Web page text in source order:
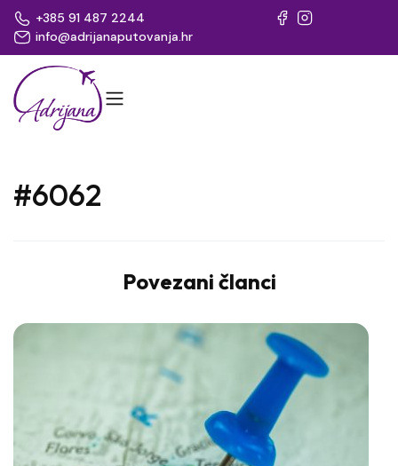
+385 91 487 2244
info@adrijanaputovanja.hr
#6062
Povezani članci